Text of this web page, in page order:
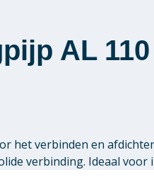
AL 110
het verbinden en
verbinding. Ideaal